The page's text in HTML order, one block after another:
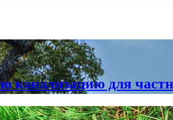
канализацию для